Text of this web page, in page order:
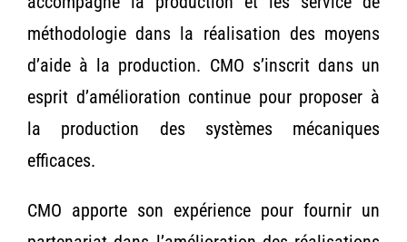
méthodologie dans la réalisation des moyens
d’aide à la production. CMO s’inscrit dans un
esprit d’amélioration continue pour proposer à
la production des systèmes mécaniques
efficaces.
CMO apporte son expérience pour fournir un